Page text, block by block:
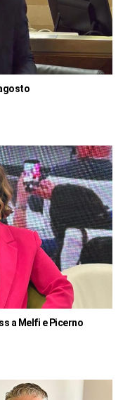
a Melfi e Picerno